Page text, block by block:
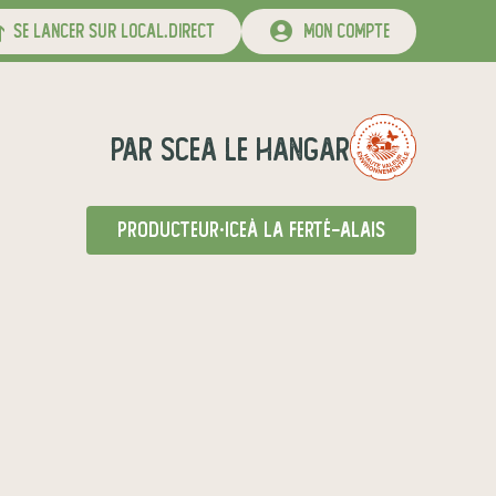
se lancer sur local.direct mon compte
par SCEA LE HANGAR
producteur·iceà La Ferté-Alais